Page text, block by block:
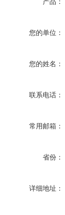
您的单位：
您的姓名：
联系电话：
常用邮箱：
省份：
详细地址：